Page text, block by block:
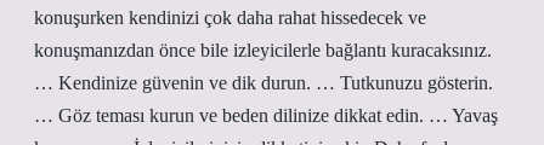
konuşurken kendinizi çok daha rahat hissedecek ve
konuşmanızdan önce bile izleyicilerle bağlantı kuracaksınız.
… Kendinize güvenin ve dik durun. … Tutkunuzu gösterin.
… Göz teması kurun ve beden dilinize dikkat edin. … Yavaş